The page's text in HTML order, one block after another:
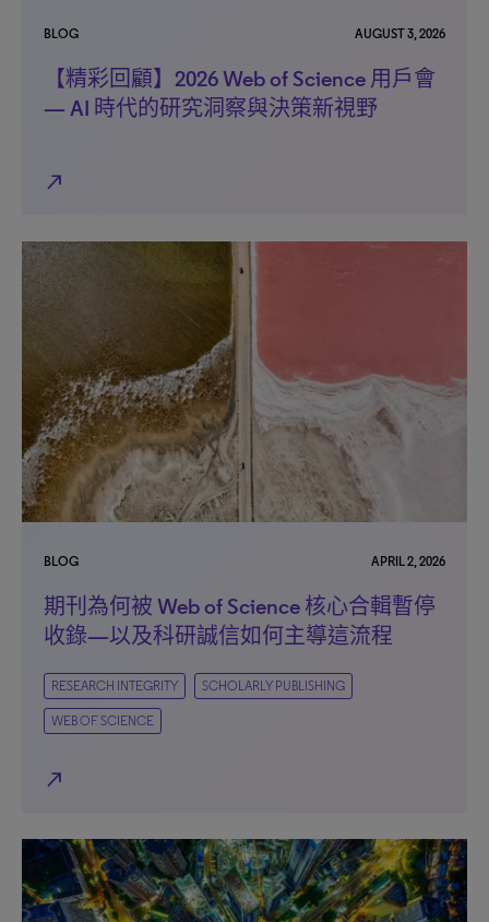
BLOG AUGUST 3, 2026
【精彩回顧】2026 Web of Science 用戶會
— AI 時代的研究洞察與決策新視野
north_east
BLOG APRIL 2, 2026
期刊為何被 Web of Science 核心合輯暫停
收錄—以及科研誠信如何主導這流程
RESEARCH INTEGRITY SCHOLARLY PUBLISHING
WEB OF SCIENCE
north_east